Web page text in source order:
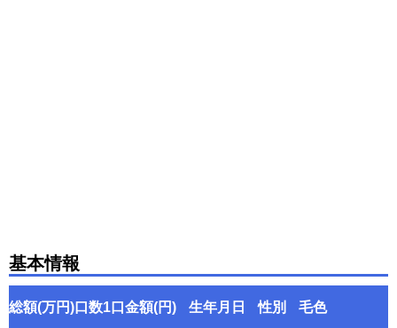
基本情報
総額(万円)口数1口金額(円) 生年月日 性別 毛色